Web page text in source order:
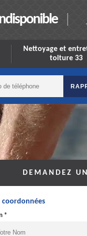
Nettoyage et
toiture 33
DEMANDEZ
coordonnées
*